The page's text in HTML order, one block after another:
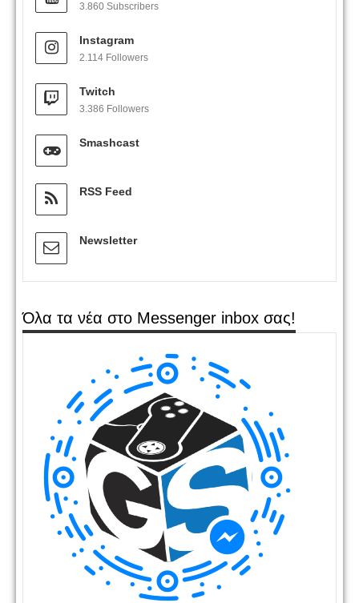
3.860 Subscribers
Instagram
2.114 Followers
Twitch
3.386 Followers
Smashcast
RSS Feed
Newsletter
Όλα τα νέα στο Messenger inbox σας!